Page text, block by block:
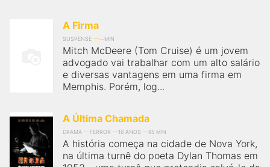
A Firma
SUSPENSE MIN
Mitch McDeere (Tom Cruise) é um jovem
advogado vai trabalhar com um alto salário
e diversas vantagens em uma firma em
Memphis. Porém, log...
A Última Chamada
DRAMA TERROR 16 ANOS 95 MIN
A história começa na cidade de Nova York,
na última turnê do poeta Dylan Thomas em